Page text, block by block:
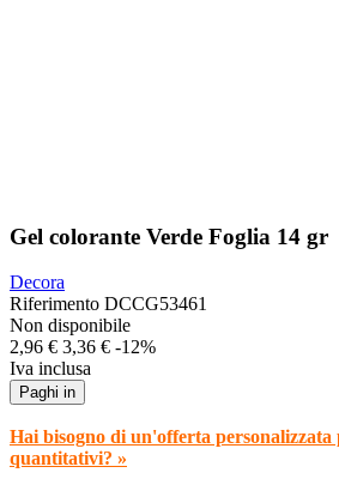
Gel colorante Verde Foglia 14 gr
Decora
Riferimento DCCG53461
Non disponibile
2,96 € 3,36 € -12%
Iva inclusa
Paghi in
Hai bisogno di un'offerta personalizzata
quantitativi? »